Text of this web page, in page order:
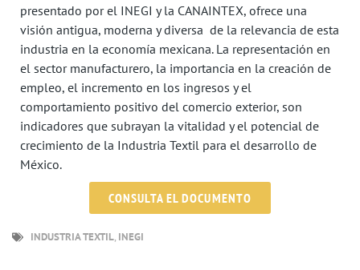
presentado por el INEGI y la CANAINTEX, ofrece una
visión antigua, moderna y diversa de la relevancia de esta
industria en la economía mexicana. La representación en
el sector manufacturero, la importancia en la creación de
empleo, el incremento en los ingresos y el
comportamiento positivo del comercio exterior, son
indicadores que subrayan la vitalidad y el potencial de
crecimiento de la Industria Textil para el desarrollo de
México.
CONSULTA EL DOCUMENTO
INDUSTRIA TEXTIL, INEGI